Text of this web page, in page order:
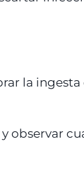
la
observar